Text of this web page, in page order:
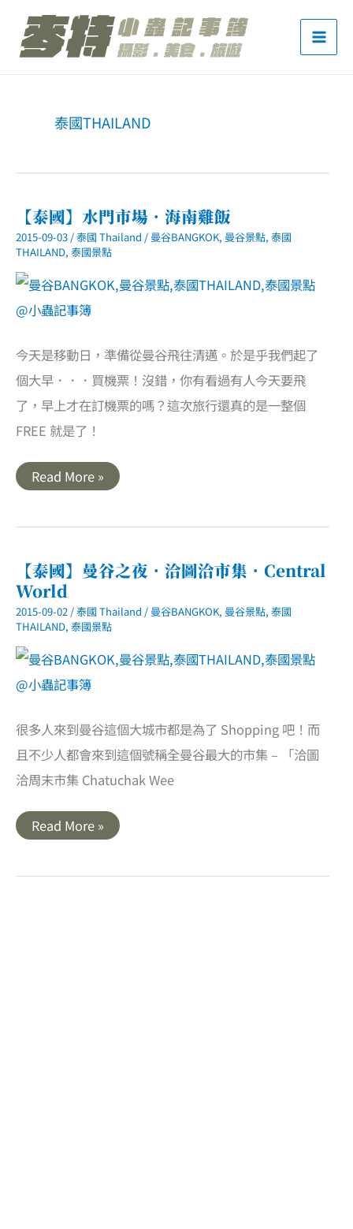
泰國THAILAND
【泰國】水門市場．海南雞飯
2015-09-03 /泰國 Thailand / 曼谷BANGKOK, 曼谷景點, 泰國
THAILAND, 泰國景點
今天是移動日，準備從曼谷飛往清邁。於是乎我們起了
個大早．．．買機票！沒錯，你有看過有人今天要飛
了，早上才在訂機票的嗎？這次旅行還真的是一整個
FREE 就是了！
【泰
國】
市
南
雞
飯
Read More »
【泰國】曼谷之夜．洽圖洽市集．Central
World
2015-09-02 /泰國 Thailand / 曼谷BANGKOK, 曼谷景點, 泰國
THAILAND, 泰國景點
很多人來到曼谷這個大城市都是為了 Shopping 吧！而
且不少人都會來到這個號稱全曼谷最大的市集 – 「洽圖
洽周末市集 Chatuchak Wee
【泰
國】
之
Read More »